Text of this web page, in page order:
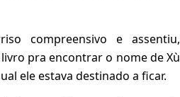
compreensivo e assentiu,
pra encontrar o nome de Xù
ele estava destinado a ficar.